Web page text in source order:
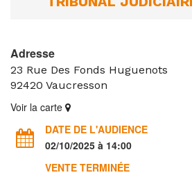
Adresse
23 Rue Des Fonds Huguenots
92420 Vaucresson
Voir la carte
DATE DE L'AUDIENCE
02/10/2025 à 14:00
VENTE TERMINÉE